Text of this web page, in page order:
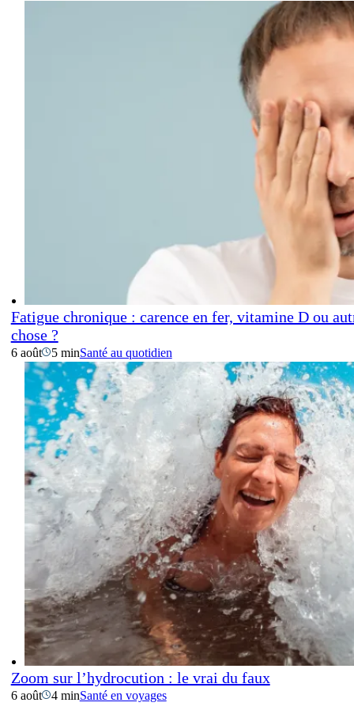
Fatigue chronique : carence en fer, vitamine D ou
chose ?
6 août 5 minSanté au quotidien
Zoom sur l’hydrocution : le vrai du faux
6 août 4 minSanté en voyages